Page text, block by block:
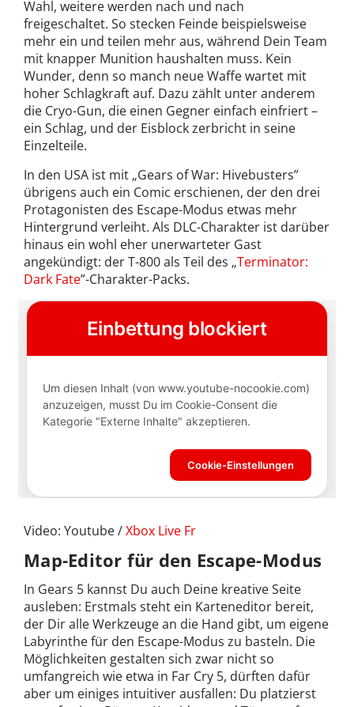
Wahl, weitere werden nach und nach
freigeschaltet. So stecken Feinde beispielsweise
mehr ein und teilen mehr aus, während Dein Team
mit knapper Munition haushalten muss. Kein
Wunder, denn so manch neue Waffe wartet mit
hoher Schlagkraft auf. Dazu zählt unter anderem
die Cryo-Gun, die einen Gegner einfach einfriert –
ein Schlag, und der Eisblock zerbricht in seine
Einzelteile.
In den USA ist mit „Gears of War: Hivebusters”
übrigens auch ein Comic erschienen, der den drei
Protagonisten des Escape-Modus etwas mehr
Hintergrund verleiht. Als DLC-Charakter ist darüber
hinaus ein wohl eher unerwarteter Gast
angekündigt: der T-800 als Teil des „Terminator:
Dark Fate”-Charakter-Packs.
Video: Youtube /Xbox Live Fr
Map-Editor für den Escape-Modus
In Gears 5 kannst Du auch Deine kreative Seite
ausleben: Erstmals steht ein Karteneditor bereit,
der Dir alle Werkzeuge an die Hand gibt, um eigene
Labyrinthe für den Escape-Modus zu basteln. Die
Möglichkeiten gestalten sich zwar nicht so
umfangreich wie etwa in Far Cry 5, dürften dafür
aber um einiges intuitiver ausfallen: Du platzierst